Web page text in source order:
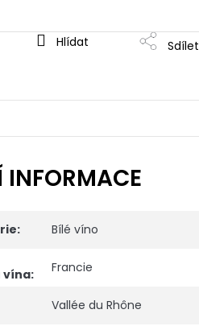
Hlídat Sdílet
INFORMACE
:
Bílé víno
vína: Francie
Vallée du Rhône